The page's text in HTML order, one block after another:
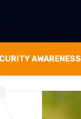
AWARENESS